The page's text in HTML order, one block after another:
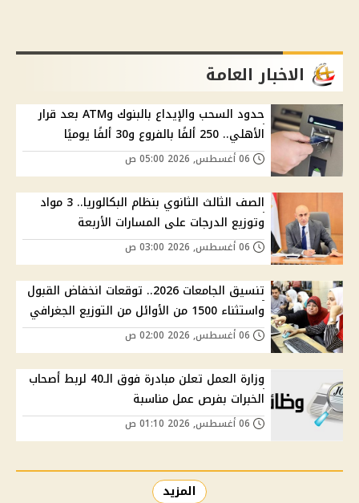
الاخبار العامة
حدود السحب والإيداع بالبنوك وATM بعد قرار
الأهلي.. 250 ألفًا بالفروع و30 ألفًا يوميًا
الصف الثالث الثانوي بنظام البكالوريا.. 3 مواد
وتوزيع الدرجات على المسارات الأربعة
تنسيق الجامعات 2026.. توقعات انخفاض القبول
واستثناء 1500 من الأوائل من التوزيع الجغرافي
وزارة العمل تعلن مبادرة فوق الـ40 لربط أصحاب
الخبرات بفرص عمل مناسبة
المزيد